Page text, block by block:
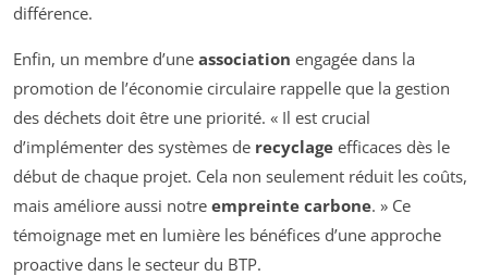
différence.
Enfin, un membre d’une association engagée dans la
promotion de l’économie circulaire rappelle que la gestion
des déchets doit être une priorité. « Il est crucial
d’implémenter des systèmes de recyclage efficaces dès le
début de chaque projet. Cela non seulement réduit les coûts,
mais améliore aussi notre empreinte carbone. » Ce
témoignage met en lumière les bénéfices d’une approche
proactive dans le secteur du BTP.